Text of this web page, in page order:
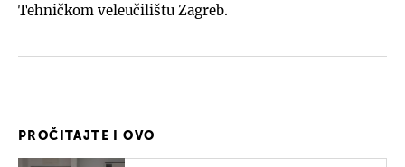
Tehničkom veleučilištu Zagreb.
PROČITAJTE I OVO